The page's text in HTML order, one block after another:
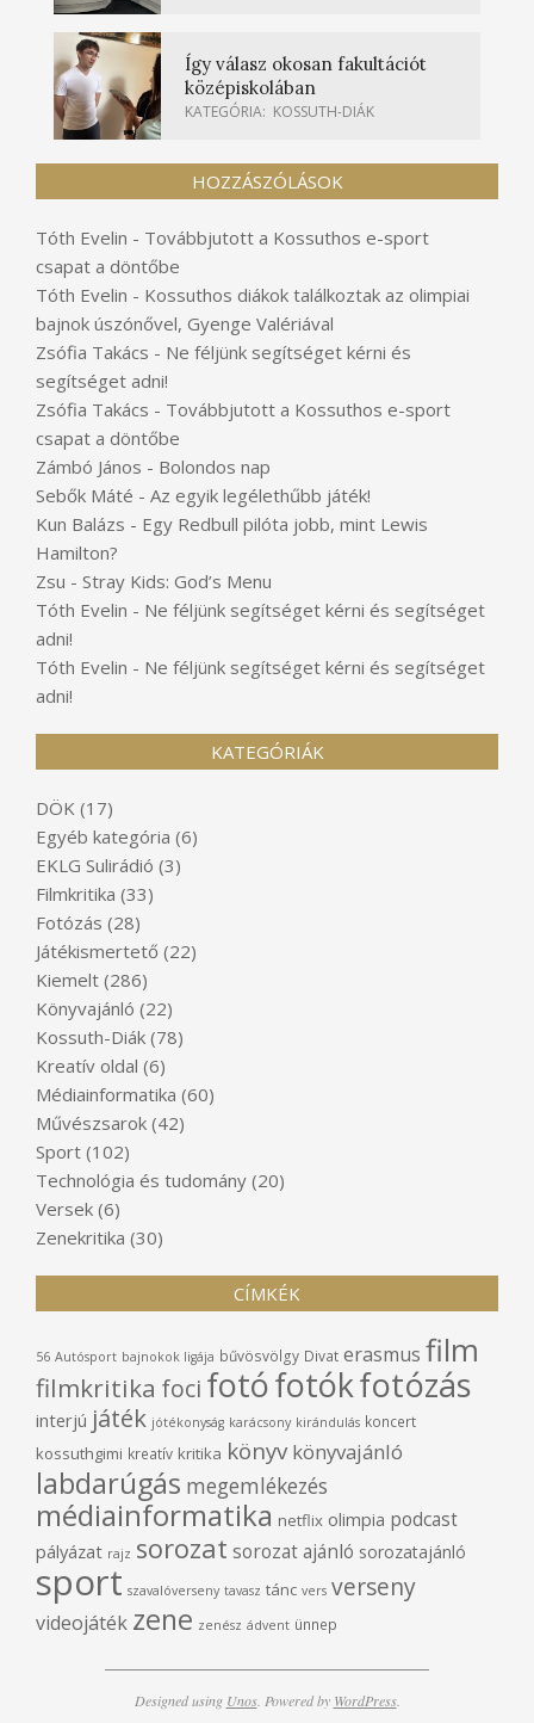
Így válasz okosan fakultációt
középiskolában
KATEGÓRIA: KOSSUTH-DIÁK
HOZZÁSZÓLÁSOK
Tóth Evelin - Továbbjutott a Kossuthos e-sport
csapat a döntőbe
Tóth Evelin - Kossuthos diákok találkoztak az olimpiai
bajnok úszónővel, Gyenge Valériával
Zsófia Takács - Ne féljünk segítséget kérni és
segítséget adni!
Zsófia Takács - Továbbjutott a Kossuthos e-sport
csapat a döntőbe
Zámbó János - Bolondos nap
Sebők Máté - Az egyik legélethűbb játék!
Kun Balázs - Egy Redbull pilóta jobb, mint Lewis
Hamilton?
Zsu - Stray Kids: God’s Menu
Tóth Evelin - Ne féljünk segítséget kérni és segítséget
adni!
Tóth Evelin - Ne féljünk segítséget kérni és segítséget
adni!
KATEGÓRIÁK
DÖK (17)
Egyéb kategória (6)
EKLG Sulirádió (3)
Filmkritika (33)
Fotózás (28)
Játékismertető (22)
Kiemelt (286)
Könyvajánló (22)
Kossuth-Diák (78)
Kreatív oldal (6)
Médiainformatika (60)
Művészsarok (42)
Sport (102)
Technológia és tudomány (20)
Versek (6)
Zenekritika (30)
CÍMKÉK
56 Autósport bajnokok ligája bűvösvölgy Divat erasmus film
filmkritika foci fotófotókfotózás
interjú játék jótékonyság karácsony kirándulás koncert
kossuthgimi kreatív kritika könyv könyvajánló
labdarúgás megemlékezés
médiainformatika netflix olimpia podcast
pályázat rajz sorozat sorozat ajánló sorozatajánló
sport szavalóverseny tavasz tánc vers verseny
videojáték zene zenész ádvent ünnep
Designed using Unos. Powered by WordPress.